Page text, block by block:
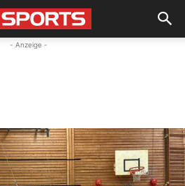
- Anzeige -